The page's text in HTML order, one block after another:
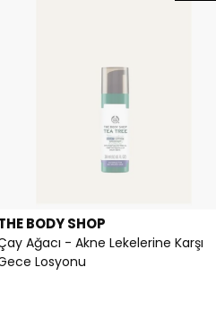
BODY SHOP
Ağacı - Akne Lekelerine Karşı
Losyonu